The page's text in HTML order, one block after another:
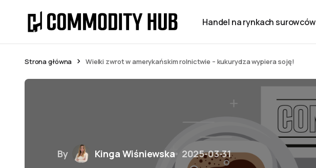
Handel na rynkach surowców
Strona główna Wielki zwrot w amerykańskim rolnictwie – kukurydza wypiera soję!
By Kinga Wiśniewska 2025-03-31